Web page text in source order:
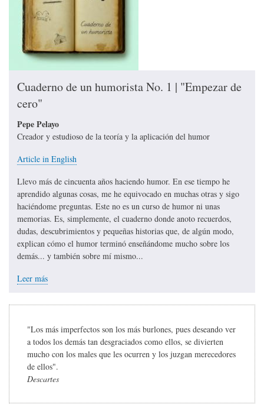
Cuaderno de un humorista No. 1 | "Empezar de
cero"
Pepe Pelayo
Creador y estudioso de la teoría y la aplicación del humor
Article in English
Llevo más de cincuenta años haciendo humor. En ese tiempo he
aprendido algunas cosas, me he equivocado en muchas otras y sigo
haciéndome preguntas. Este no es un curso de humor ni unas
memorias. Es, simplemente, el cuaderno donde anoto recuerdos,
dudas, descubrimientos y pequeñas historias que, de algún modo,
explican cómo el humor terminó enseñándome mucho sobre los
demás... y también sobre mí mismo...
Leer más
"Los más imperfectos son los más burlones, pues deseando ver
a todos los demás tan desgraciados como ellos, se divierten
mucho con los males que les ocurren y los juzgan merecedores
de ellos".
Descartes